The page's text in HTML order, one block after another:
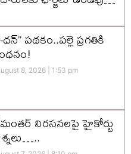
పథకం..పల్లె ప్రగతికి
8, 2026 1:53 pm
నిరసనలపై హైకోర్టు